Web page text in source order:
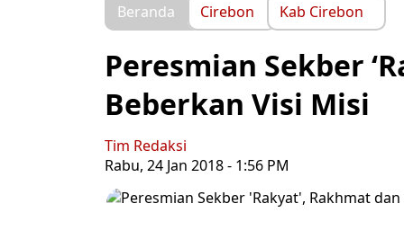
Beranda Cirebon Kab Cirebon
Peresmian Sekber
Beberkan Visi Misi
Tim Redaksi
Rabu, 24 Jan 2018 - 1:56 PM